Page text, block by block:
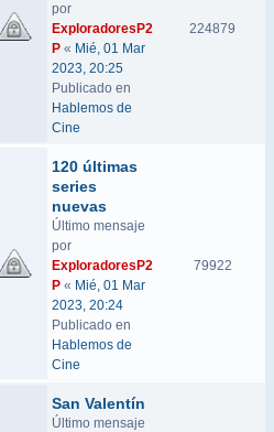
por
ExploradoresP2
P « Mié, 01 Mar
2023, 20:25
Publicado en
Hablemos de
Cine
224879
120 últimas
series
nuevas
Último mensaje
por
ExploradoresP2
P « Mié, 01 Mar
2023, 20:24
Publicado en
Hablemos de
Cine
79922
San Valentín
Último mensaje